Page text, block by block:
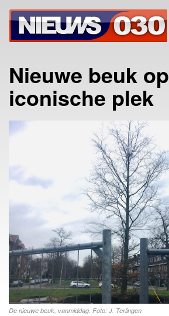
Nieuwe beuk op
iconische plek
De nieuwe beuk, vanmiddag. Foto: J. Terlingen